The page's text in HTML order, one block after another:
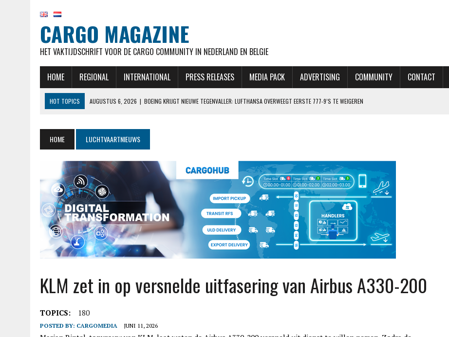
CARGO MAGAZINE
HET VAKTIJDSCHRIFT VOOR DE CARGO COMMUNITY IN NEDERLAND EN BELGIE
HOME REGIONAL INTERNATIONAL PRESS RELEASES MEDIA PACK ADVERTISING COMMUNITY CONTACT
HOT TOPICS AUGUSTUS 6, 2026 | BOEING KRIJGT NIEUWE TEGENVALLER: LUFTHANSA OVERWEEGT EERSTE 777-9’S TE WEIGEREN
AUGUSTUS 6, 2026 | TUI BREIDT UIT OP ABC-EILANDEN: VOLGEND JAAR MEER RECHTSTREEKSE VLUCHTEN VANAF SCHIPHOL
AUGUSTUS 6, 2026 | NIEUW IN OVERZICHT BETALEN EN ONTVANGEN: VENNOOTSCHAPSBELASTING
HOME LUCHTVAARTNIEUWS
KLM zet in op versnelde uitfasering van Airbus A330-200
TOPICS: 180
POSTED BY: CARGOMEDIA JUNI 11, 2026